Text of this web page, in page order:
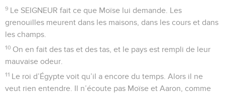
9 Le SEIGNEUR fait ce que Moïse lui demande. Les
grenouilles meurent dans les maisons, dans les cours et dans
les champs.
10 On en fait des tas et des tas, et le pays est rempli de leur
mauvaise odeur.
11 Le roi d’Égypte voit qu’il a encore du temps. Alors il ne
veut rien entendre. Il n’écoute pas Moïse et Aaron, comme